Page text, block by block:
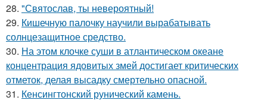
28. "Святослав, ты невероятный!
29. Кишечную палочку научили вырабатывать
солнцезащитное средство.
30. На этом клочке суши в атлантическом океане
концентрация ядовитых змей достигает критических
отметок, делая высадку смертельно опасной.
31. Кенсингтонский рунический камень.